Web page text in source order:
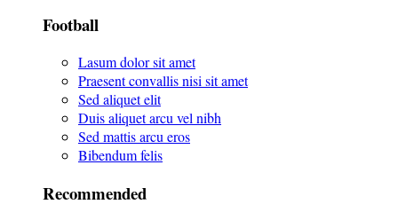
Football
Lasum dolor sit amet
Praesent convallis nisi sit amet
Sed aliquet elit
Duis aliquet arcu vel nibh
Sed mattis arcu eros
Bibendum felis
Recommended